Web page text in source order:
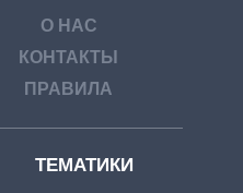
О НАС
КОНТАКТЫ
ПРАВИЛА
ТЕМАТИКИ